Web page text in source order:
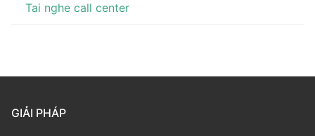
Tai nghe call center
GIẢI PHÁP